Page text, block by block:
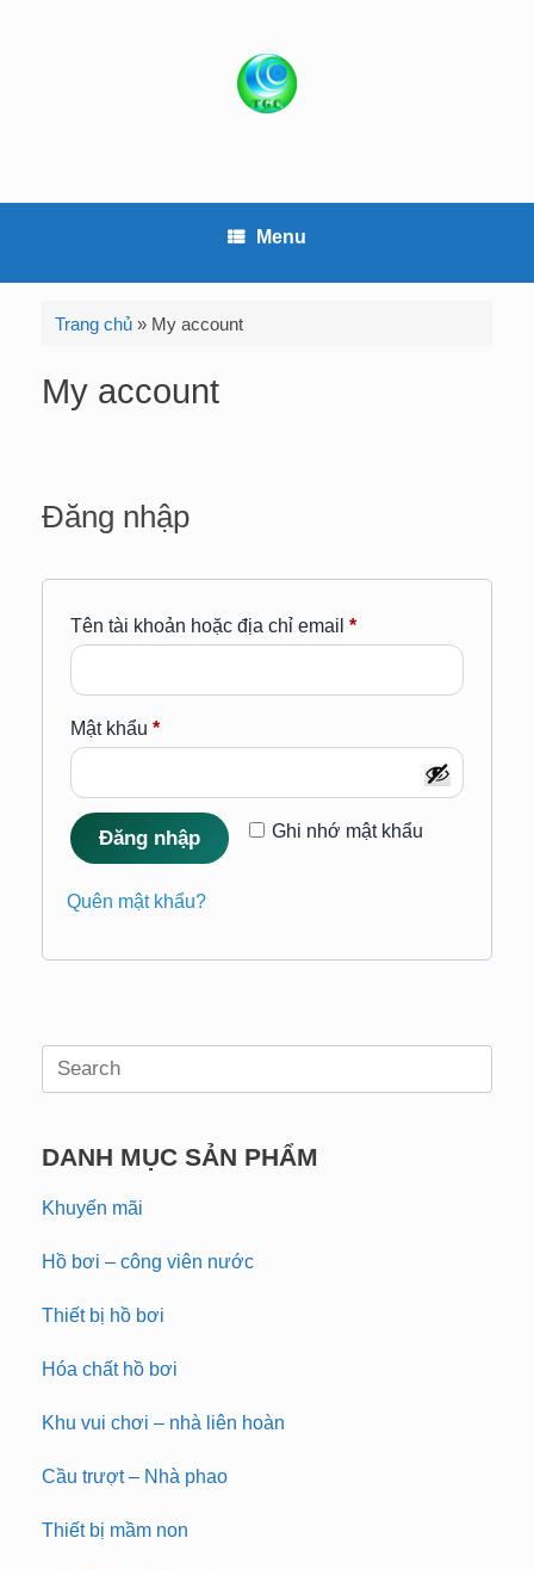
Menu
Trang chủ » My account
My account
Đăng nhập
Tên tài khoản hoặc địa chỉ email *Bắt
Mật khẩu *Bắt
Ghi nhớ mật khẩu
Đăng nhập
Quên mật khẩu?
Search
DANH MỤC SẢN PHẨM
Khuyến mãi
Hồ bơi – công viên nước
Thiết bị hồ bơi
Hóa chất hồ bơi
Khu vui chơi – nhà liên hoàn
Cầu trượt – Nhà phao
Thiết bị mầm non